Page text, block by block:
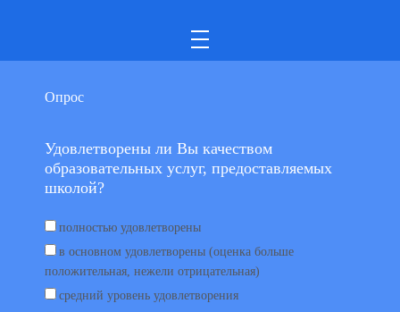
Опрос
Удовлетворены ли Вы качеством
образовательных услуг, предоставляемых
школой?
полностью удовлетворены
в основном удовлетворены (оценка больше
положительная, нежели отрицательная)
средний уровень удовлетворения